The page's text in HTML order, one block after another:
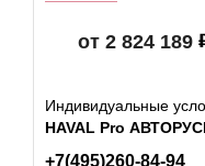
от 2 824 189
Индивидуальные
HAVAL Pro
+7(495)260-84-94